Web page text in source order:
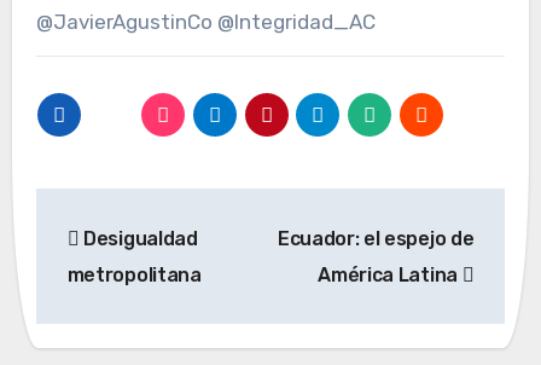
@JavierAgustinCo @Integridad_AC
de
Desigualdad
metropolitana
Ecuador: el espejo de
América Latina